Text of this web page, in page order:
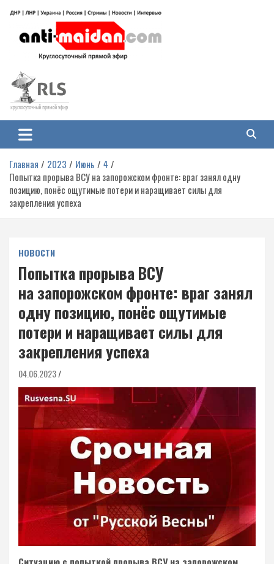
содержимому
Антимайдан: Гражданская война
на Украине
гражданской войне на Украине, включая события в Новороссии, ДНР,
ЛНР и других регионах.
Главная 2023 Июнь
4
Попытка прорыва ВСУ на запорожском фронте: враг занял одну
позицию, понёс ощутимые потери и наращивает силы для
закрепления успеха
НОВОСТИ
Попытка прорыва ВСУ
на запорожском фронте: враг занял
одну позицию, понёс ощутимые
потери и наращивает силы для
закрепления успеха
04.06.2023